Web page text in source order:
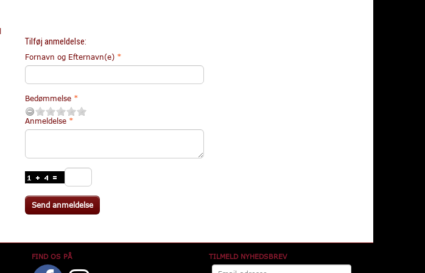
Tilføj anmeldelse:
Fornavn og Efternavn(e)
Bedømmelse
Anmeldelse
Send anmeldelse
FIND OS PÅ
TILMELD NYHEDSBREV
Email-